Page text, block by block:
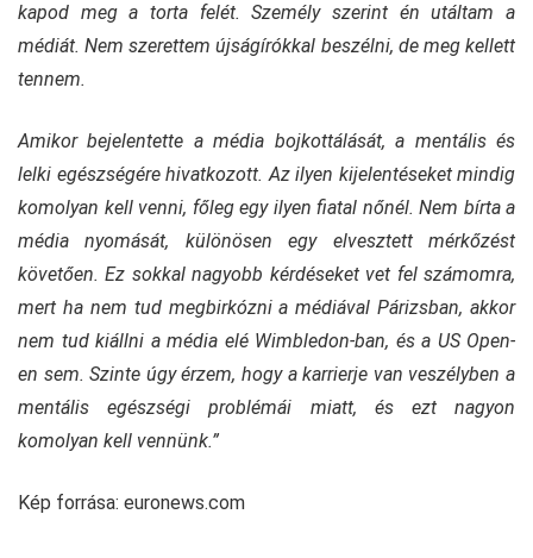
kapod meg a torta felét. Személy szerint én utáltam a
médiát. Nem szerettem újságírókkal beszélni, de meg kellett
tennem.
Amikor bejelentette a média bojkottálását, a mentális és
lelki egészségére hivatkozott. Az ilyen kijelentéseket mindig
komolyan kell venni, főleg egy ilyen fiatal nőnél. Nem bírta a
média nyomását, különösen egy elvesztett mérkőzést
követően. Ez sokkal nagyobb kérdéseket vet fel számomra,
mert ha nem tud megbirkózni a médiával Párizsban, akkor
nem tud kiállni a média elé Wimbledon-ban, és a US Open-
en sem. Szinte úgy érzem, hogy a karrierje van veszélyben a
mentális egészségi problémái miatt, és ezt nagyon
komolyan kell vennünk.”
Kép forrása: euronews.com